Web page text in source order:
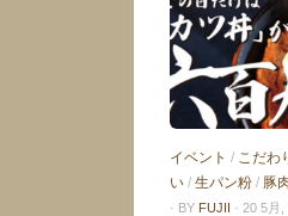
イベント / こだわ
い / 生パン粉 / 豚
· BY FUJII · 20 5月